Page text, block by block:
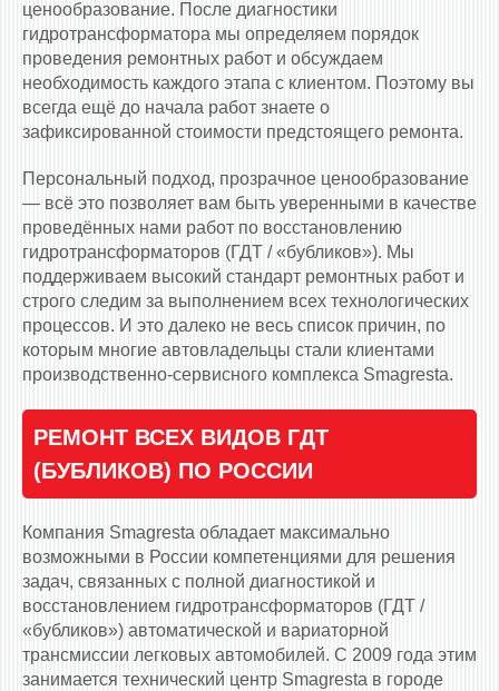
ценообразование. После диагностики
гидротрансформатора мы определяем порядок
проведения ремонтных работ и обсуждаем
необходимость каждого этапа с клиентом. Поэтому вы
всегда ещё до начала работ знаете о
зафиксированной стоимости предстоящего ремонта.
Персональный подход, прозрачное ценообразование
— всё это позволяет вам быть уверенными в качестве
проведённых нами работ по восстановлению
гидротрансформаторов (ГДТ / «бубликов»). Мы
поддерживаем высокий стандарт ремонтных работ и
строго следим за выполнением всех технологических
процессов. И это далеко не весь список причин, по
которым многие автовладельцы стали клиентами
производственно-сервисного комплекса Smagresta.
РЕМОНТ ВСЕХ ВИДОВ ГДТ
(БУБЛИКОВ) ПО РОССИИ
Компания Smagresta обладает максимально
возможными в России компетенциями для решения
задач, связанных с полной диагностикой и
восстановлением гидротрансформаторов (ГДТ /
«бубликов») автоматической и вариаторной
трансмиссии легковых автомобилей. С 2009 года этим
занимается технический центр Smagresta в городе